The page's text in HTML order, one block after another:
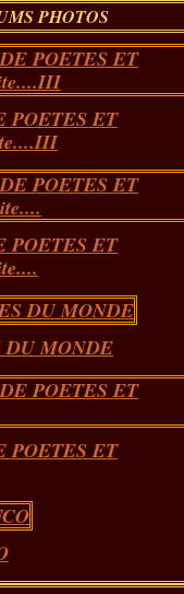
PHOTOS
POETES ET
POETES ET
DU MONDE
POETES ET